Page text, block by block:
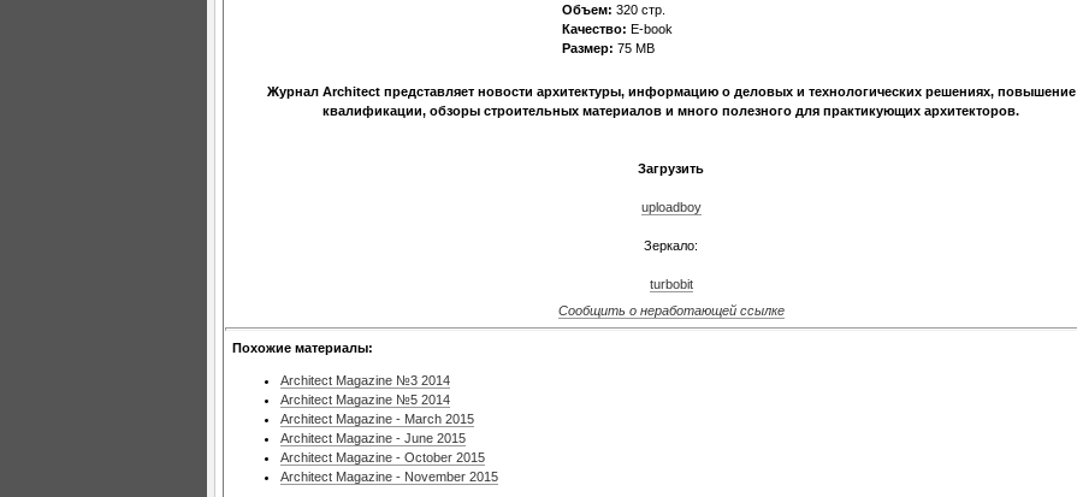
Объем: 320 стр.
Качество: E-book
Размер: 75 МВ
Журнал Architect представляет новости архитектуры, информацию о деловых и технологических решениях, повышение
квалификации, обзоры строительных материалов и много полезного для практикующих архитекторов.
Загрузить
uploadboy
Зеркало:
turbobit
Сообщить о неработающей ссылке
Похожие материалы:
Architect Magazine №3 2014
Architect Magazine №5 2014
Architect Magazine - March 2015
Architect Magazine - June 2015
Architect Magazine - October 2015
Architect Magazine - November 2015